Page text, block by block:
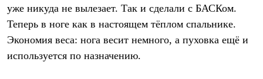
уже никуда не вылезает. Так и сделали с БАСКом.
Теперь в ноге как в настоящем тёплом спальнике.
Экономия веса: нога весит немного, а пуховка ещё и
используется по назначению.